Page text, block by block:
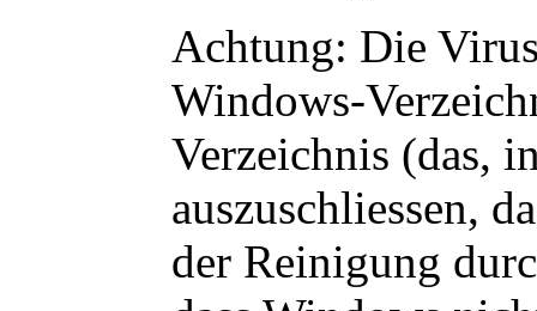
Achtung: Die
Windows-
Verzeichnis (das,
auszuschliessen,
der Reinigung